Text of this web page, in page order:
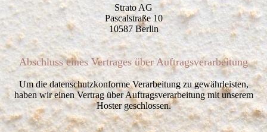
Strato AG
Pascalstraße 10
10587 Berlin
Abschluss eines Vertrages über Auftragsverarbeitung
Um die datenschutzkonforme Verarbeitung zu gewährleisten,
haben wir einen Vertrag über Auftragsverarbeitung mit unserem
Hoster geschlossen.